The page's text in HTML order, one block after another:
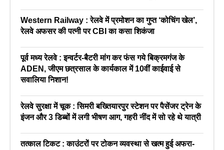
Western Railway : रेलवे में प्रमोशन का गुप्त ‘कोचिंग खेल’,
रेलवे अफसर की पत्नी पर CBI का कसा शिकंजा
पूर्व मध्य रेलवे : इन्वर्टर-बैटरी मांग कर फंस गये बिक्रमगंज के
ADEN, जीएम छत्रसाल के कार्यकाल में 10वीं काईवाई से
सवालिया निशान!
रेलवे सुरक्षा में चूक : सिमरी बख्तियारपुर स्टेशन पर पैसेंजर ट्रेन के
इंजन और 3 डिब्बों में लगी भीषण आग, गहरी नींद में सो रहे थे यात्री
तत्काल टिकट : काउंटरों पर टोकन व्यवस्था से खत्म हुई अफरा-